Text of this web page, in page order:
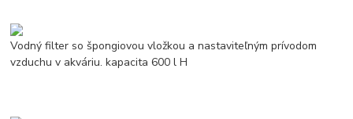
Vodný filter so špongiovou vložkou a nastaviteľným prívodom
vzduchu v akváriu. kapacita 600 l H